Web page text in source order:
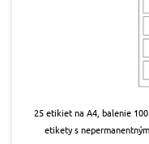
25 etikiet na A4, balenie
etikety s